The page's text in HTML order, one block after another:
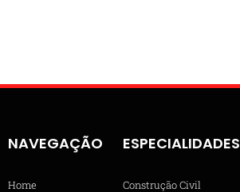
NAVEGAÇÃO
Home
ESPECIALIDADES
Construção Civil